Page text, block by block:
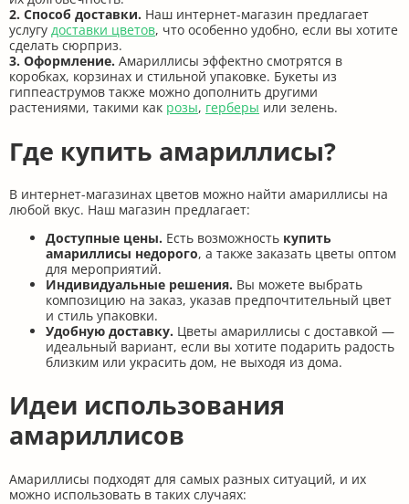
2. Способ доставки. Наш интернет-магазин предлагает
услугу доставки цветов, что особенно удобно, если вы хотите
сделать сюрприз.
3. Оформление. Амариллисы эффектно смотрятся в
коробках, корзинах и стильной упаковке. Букеты из
гиппеаструмов также можно дополнить другими
растениями, такими как розы, герберы или зелень.
Где купить амариллисы?
В интернет-магазинах цветов можно найти амариллисы на
любой вкус. Наш магазин предлагает:
Доступные цены. Есть возможность купить
амариллисы недорого, а также заказать цветы оптом
для мероприятий.
Индивидуальные решения. Вы можете выбрать
композицию на заказ, указав предпочтительный цвет
и стиль упаковки.
Удобную доставку. Цветы амариллисы с доставкой —
идеальный вариант, если вы хотите подарить радость
близким или украсить дом, не выходя из дома.
Идеи использования
амариллисов
Амариллисы подходят для самых разных ситуаций, и их
можно использовать в таких случаях: